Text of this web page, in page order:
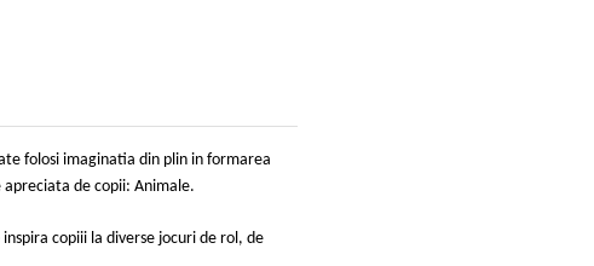
folosi imaginatia din plin in formarea
de copii: Animale.
copiii la diverse jocuri de rol, de